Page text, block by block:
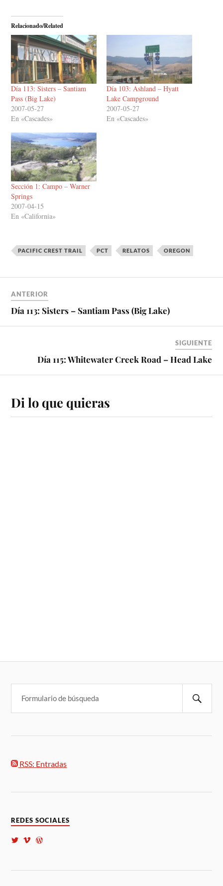
Relacionado/Related
Día 113: Sisters – Santiam
Pass (Big Lake)
2007-05-27
En «Cascades»
Día 103: Ashland – Hyatt
Lake Campground
2007-05-27
En «Cascades»
Sección 1: Campo – Warner
Springs
2007-04-15
En «California»
PACIFIC CREST TRAIL PCT RELATOS OREGON
ANTERIOR
Día 113: Sisters – Santiam Pass (Big Lake)
SIGUIENTE
Día 115: Whitewater Creek Road – Head Lake
Di lo que quieras
RSS: Entradas
REDES SOCIALES